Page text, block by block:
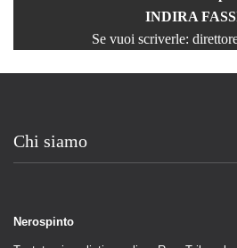
INDIRA
Se vuoi scriverle:
Chi siamo
Nerospinto